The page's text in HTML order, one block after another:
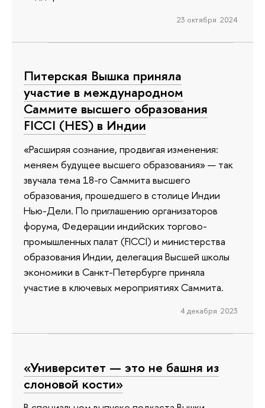
23 октября 2024
Питерская Вышка приняла
участие в международном
Саммите высшего образования
FICCI (HES) в Индии
«Расширяя сознание, продвигая изменения:
меняем будущее высшего образования» — так
звучала тема 18-го Саммита высшего
образования, прошедшего в столице Индии
Нью-Дели. По приглашению организаторов
форума, Федерации индийских торгово-
промышленных палат (FICCI) и министерства
образования Индии, делегация Высшей школы
экономики в Санкт-Петербурге приняла
участие в ключевых мероприятиях Саммита.
4 декабря 2023
«Университет — это не башня из
слоновой кости»